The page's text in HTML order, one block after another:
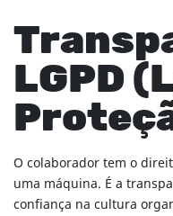
LGPD
O colaborador tem o
uma máquina. É a
confiança na cultura